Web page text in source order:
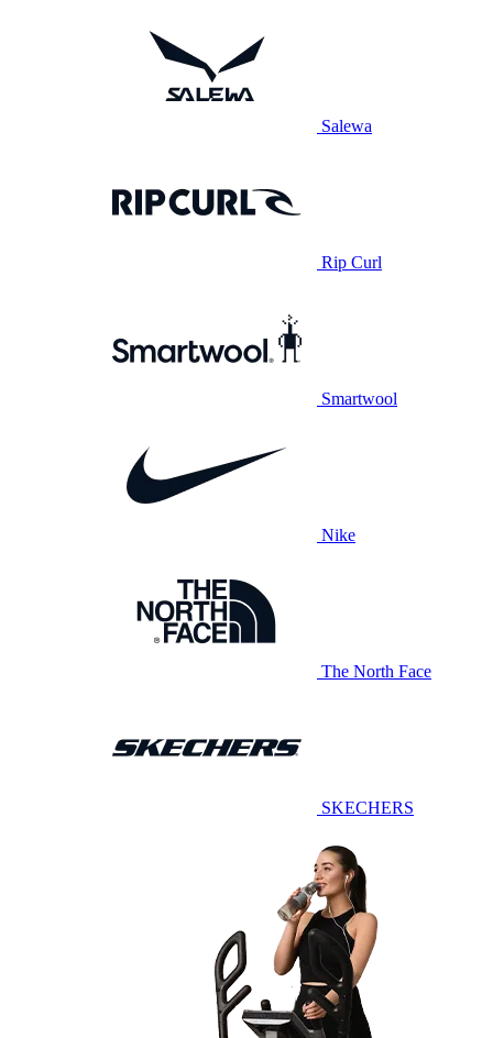
Salewa
Rip Curl
Smartwool
Nike
The North Face
SKECHERS